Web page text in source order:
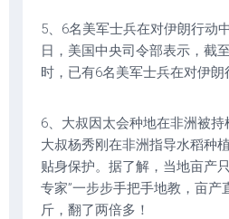
5、6名美军士兵在对伊朗行动
日，美国中央司令部表示，截
时，已有6名美军士兵在对伊朗
6、大叔因太会种地在非洲被
大叔杨秀刚在非洲指导水稻种
贴身保护。据了解，当地亩产
专家”一步步手把手地教，亩产
斤，翻了两倍多！